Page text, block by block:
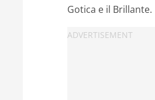
Gotica e il Brillante.